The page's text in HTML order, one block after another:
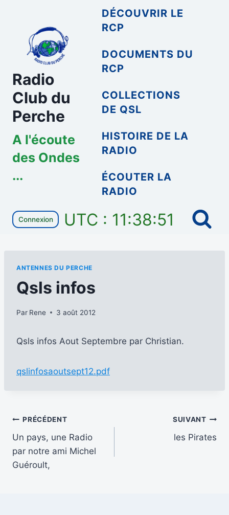
contenu
Radio
Club du
Perche
A l'écoute
des Ondes
...
DÉCOUVRIR LE
RCP
DOCUMENTS DU
RCP
COLLECTIONS
DE QSL
HISTOIRE DE LA
RADIO
ÉCOUTER LA
RADIO
Connexion UTC : 11:38:51
ANTENNES DU PERCHE
Qsls infos
Par Rene 3 août 2012
Qsls infos Aout Septembre par Christian.
qslinfosaoutsept12.pdf
Navigation
de
l’article
PRÉCÉDENT
Un pays, une Radio
par notre ami Michel
Guéroult,
SUIVANT
les Pirates